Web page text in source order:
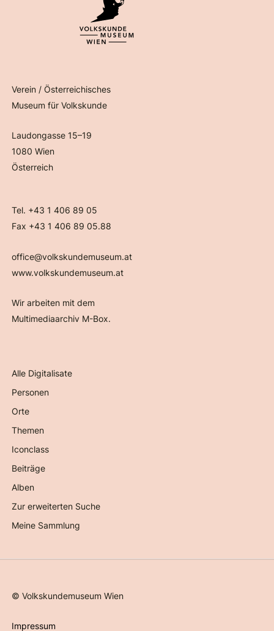
Verein / Österreichisches
Museum für Volkskunde
Laudongasse 15–19
1080 Wien
Österreich
Tel. +43 1 406 89 05
Fax +43 1 406 89 05.88
office@volkskundemuseum.at
www.volkskundemuseum.at
Wir arbeiten mit dem
Multimediaarchiv M-Box.
Alle Digitalisate
Personen
Orte
Themen
Iconclass
Beiträge
Alben
Zur erweiterten Suche
Meine Sammlung
©Volkskundemuseum Wien
Impressum